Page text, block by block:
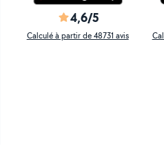
4,6/5
Calculé à partir de 48731 avis